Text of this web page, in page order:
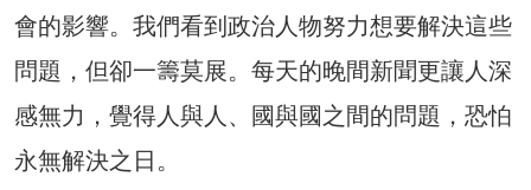
會的影響。我們看到政治人物努力想要解決這些
問題，但卻一籌莫展。每天的晚間新聞更讓人深
感無力，覺得人與人、國與國之間的問題，恐怕
永無解決之日。